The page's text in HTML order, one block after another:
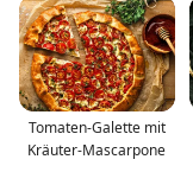
Tomaten-Galette mit
Kräuter-Mascarpone